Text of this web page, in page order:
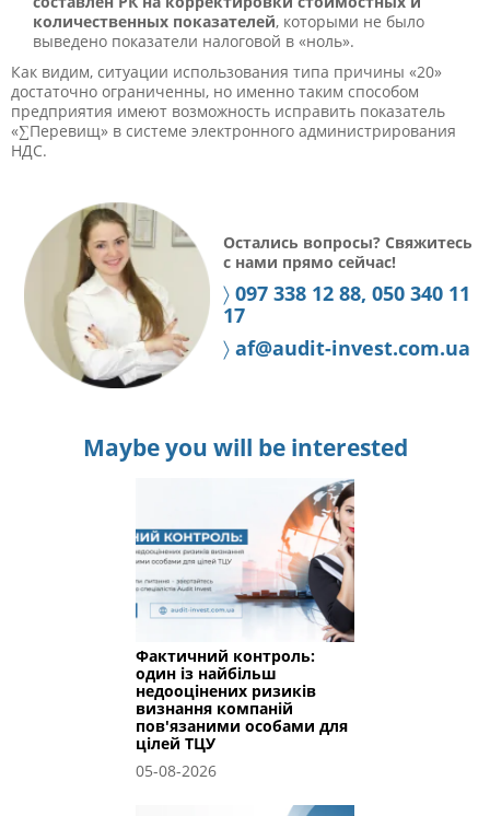
количественных показателей, которыми не было
выведено показатели налоговой в «ноль».
Как видим, ситуации использования типа причины «20»
достаточно ограниченны, но именно таким способом
предприятия имеют возможность исправить показатель
«∑Перевищ» в системе электронного администрирования
НДС.
Остались вопросы? Свяжитесь
с нами прямо сейчас!
〉 097 338 12 88, 050 340 11
17
〉 af@audit-invest.com.ua
Maybe you will be interested
Фактичний контроль:
один із найбільш
недооцінених ризиків
визнання компаній
пов'язаними особами для
цілей ТЦУ
05-08-2026